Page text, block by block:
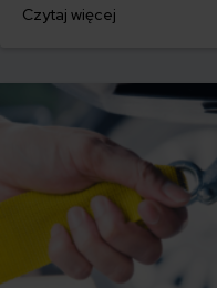
ofertę lub zdecydowałeś się
Czytaj więcej